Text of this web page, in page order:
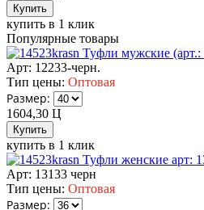
купить в 1 клик
Популярные товары
Туфли мужские (арт.:
Арт: 12233-черн.
Тип цены: Оптовая
Размер:
1604,30 Ц
купить в 1 клик
Туфли женские арт:
Арт: 13133 черн
Тип цены: Оптовая
Размер: